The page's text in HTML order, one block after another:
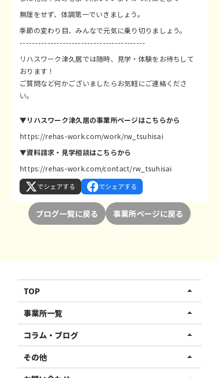
無理をせず、体調第一でいきましょう。
季節の変わり目、みんなで元気に乗り切りましょう。
-----------------------------------------
リハスワーク津久居では随時、見学・体験をお待ちして
おります！
ご質問など何かございましたらお気軽にご連絡くださ
い。
▼リハスワーク津久居の事業所ページはこちらから
https://rehas-work.com/work/rw_tsuhisai
▼資料請求・見学相談はこちらから
https://rehas-work.com/contact/rw_tsuhisai
でシェアする でシェアする
ブログ一覧に戻る 事業所ページに戻る
TOP arrow_drop_up
リハスワーク
リハスファーム
事業所一覧 arrow_drop_up
関東エリア
東北エリア
甲信越エリア
コラム・ブログ arrow_drop_up
事業所ブログ
その他 arrow_drop_up